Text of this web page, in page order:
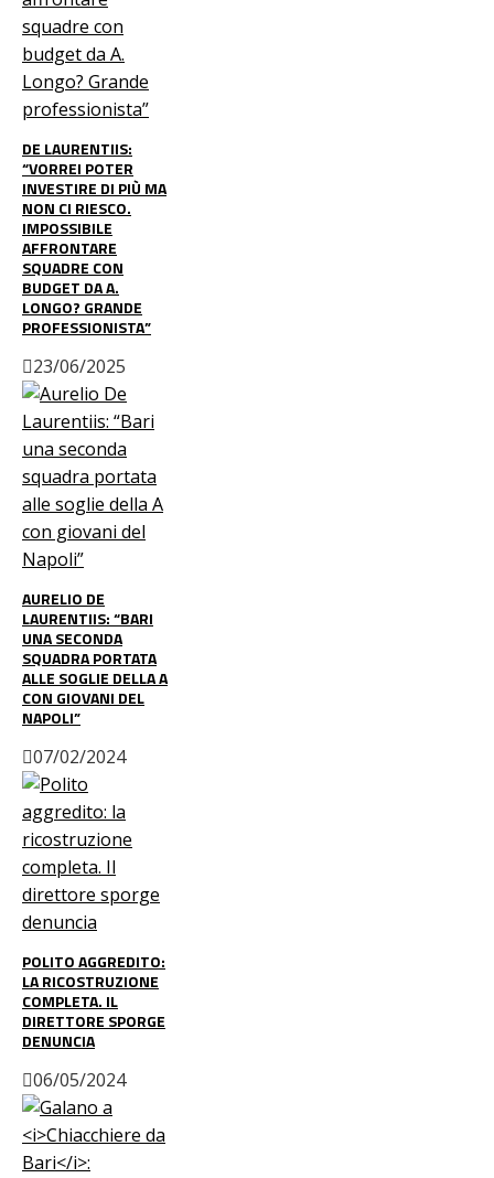
DE LAURENTIIS:
“VORREI POTER
INVESTIRE DI PIÙ MA
NON CI RIESCO.
IMPOSSIBILE
AFFRONTARE
SQUADRE CON
BUDGET DA A.
LONGO? GRANDE
PROFESSIONISTA”
23/06/2025
AURELIO DE
LAURENTIIS: “BARI
UNA SECONDA
SQUADRA PORTATA
ALLE SOGLIE DELLA A
CON GIOVANI DEL
NAPOLI”
07/02/2024
POLITO AGGREDITO:
LA RICOSTRUZIONE
COMPLETA. IL
DIRETTORE SPORGE
DENUNCIA
06/05/2024